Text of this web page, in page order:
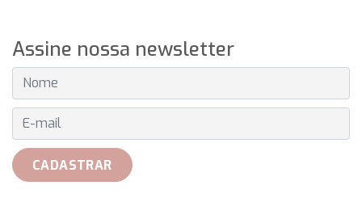
Assine nossa newsletter
E-MAIL
CADASTRAR